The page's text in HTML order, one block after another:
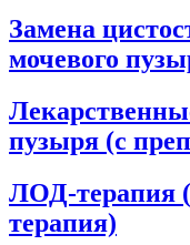
Замена
мочевого
пузыря (с
ЛОД-терапия
терапия)